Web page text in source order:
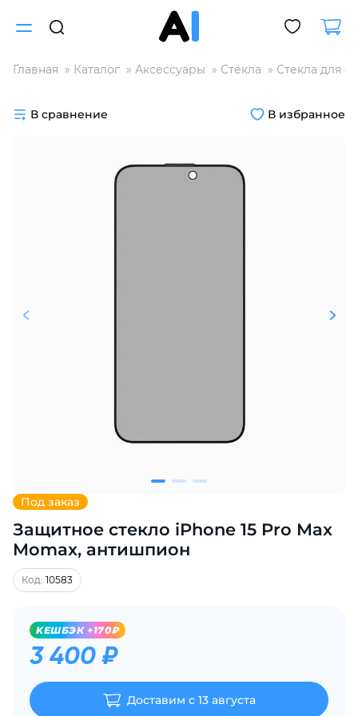
Главная Каталог Аксессуары Стёкла Стекла для
Под заказ
Защитное стекло iPhone 15 Pro Max
Momax, антишпион
Код: 10583
KЕШБЭК +170₽
3 400 ₽
Доставим с 13 августа
В сравнение В избранное
Разбейте
на части
без переплат
25
% картой любого банка
Получайте товар
выбранный способом
списываться
по25%каждые 2 недели
Подробнее